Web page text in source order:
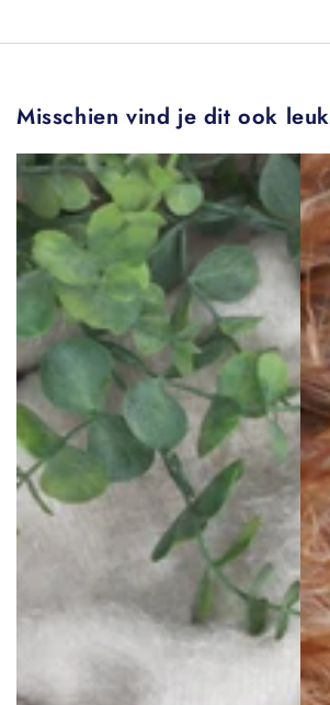
Misschien vind je dit ook leuk